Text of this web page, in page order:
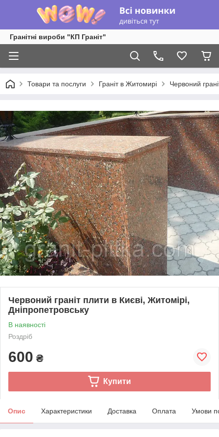
Гранітні вироби "КП Граніт"
Товари та послуги Граніт в Житомирі Червоний
Червоний граніт плити в Києві, Житомірі,
Дніпропетровську
В наявності
Роздріб
600 ₴
Купити
Опис Характеристики Доставка Оплата Умови